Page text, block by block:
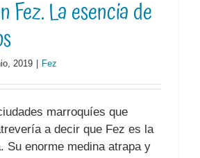
Fez. La esencia de
2019 Fez
marroquíes que
a decir que Fez es la
Su enorme medina atrapa y